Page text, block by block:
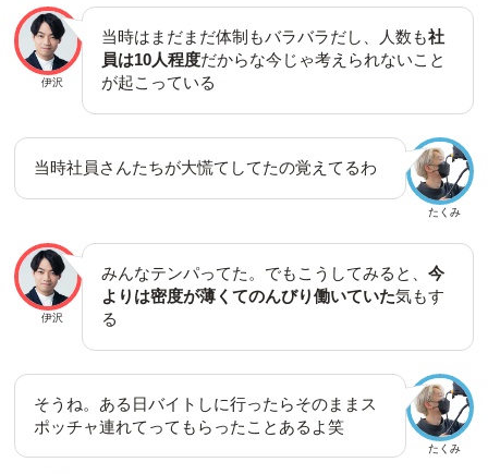
伊沢
当時はまだまだ体制もバラバラだし、人数も社
員は10人程度だからな今じゃ考えられないこと
が起こっている
たくみ
当時社員さんたちが大慌てしてたの覚えてるわ
伊沢
みんなテンパってた。でもこうしてみると、今
よりは密度が薄くてのんびり働いていた気もす
る
たくみ
そうね。ある日バイトしに行ったらそのままス
ポッチャ連れてってもらったことあるよ笑